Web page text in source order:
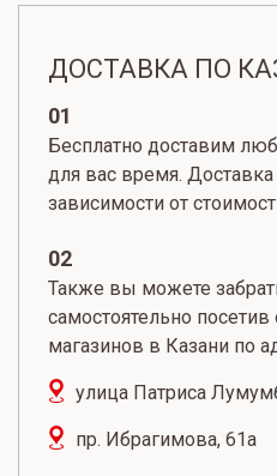
ДОСТАВКА ПО
01
Бесплатно доставим
для вас время. Доставка
зависимости от
02
Также вы можете
самостоятельно
магазинов в Казани по
улица Патриса
пр. Ибрагимова, 61а